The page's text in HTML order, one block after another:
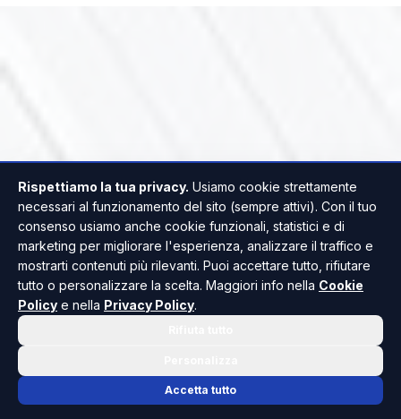
Rispettiamo la tua privacy. Usiamo cookie strettamente
necessari al funzionamento del sito (sempre attivi). Con il tuo
consenso usiamo anche cookie funzionali, statistici e di
marketing per migliorare l'esperienza, analizzare il traffico e
mostrarti contenuti più rilevanti. Puoi accettare tutto, rifiutare
tutto o personalizzare la scelta. Maggiori info nella Cookie
Policy e nella Privacy Policy.
Accetta tutto